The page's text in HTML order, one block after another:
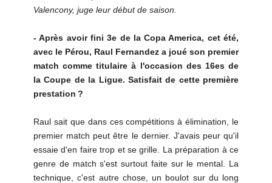
Valencony, juge leur début de saison.
- Après avoir fini 3e de la Copa America, cet été,
avec le Pérou, Raul Fernandez a joué son premier
match comme titulaire à l'occasion des 16es de
la Coupe de la Ligue. Satisfait de cette première
prestation ?
Raul sait que dans ces compétitions à élimination, le
premier match peut être le dernier. J'avais peur qu'il
essaie d'en faire trop et se grille. La préparation à ce
genre de match s'est surtout faite sur le mental. La
technique, c'est autre chose, un boulot sur du long